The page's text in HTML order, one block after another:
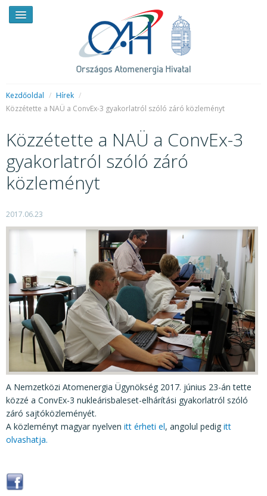
RENDKÍVÜLI HÍREK
SAJTÓSZOBA
BEMUTATKOZÁS
KÖZÉRDEKŰ ADATOK
JOGI SZABÁLYOZÁS, ÚTMUTATÓK
KIADVÁNYOK, JELENTÉSEK
NYOMTATVÁNYOK, SZOFTVEREK
E-ÜGYINTÉZÉS
Kezdőoldal / Hírek /
Közzétette a NAÜ a ConvEx-3 gyakorlatról szóló záró közleményt
Közzétette a NAÜ a ConvEx-3
gyakorlatról szóló záró
közleményt
2017.06.23
A Nemzetközi Atomenergia Ügynökség 2017. június 23-án tette
közzé a ConvEx-3 nukleárisbaleset-elhárítási gyakorlatról szóló
záró sajtóközleményét.
A közleményt magyar nyelven itt érheti el, angolul pedig itt
olvashatja.